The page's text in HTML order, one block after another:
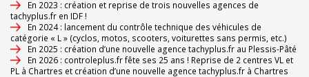
En 2023 : création et reprise de trois nouvelles agences de
tachyplus.fr en IDF !
En 2024 : lancement du contrôle technique des véhicules de
catégorie « L » (cyclos, motos, scooters, voiturettes sans permis, etc.)
En 2025 : création d’une nouvelle agence tachyplus.fr au Plessis-Pâté
En 2026 : controleplus.fr fête ses 25 ans ! Reprise de 2 centres VL et
PL à Chartres et création d’une nouvelle agence tachyplus.fr à Chartres